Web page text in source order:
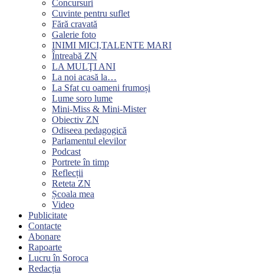
Concursuri
Cuvinte pentru suflet
Fără cravată
Galerie foto
INIMI MICI,TALENTE MARI
Întreabă ZN
LA MULŢI ANI
La noi acasă la…
La Sfat cu oameni frumoși
Lume soro lume
Mini-Miss & Mini-Mister
Obiectiv ZN
Odiseea pedagogică
Parlamentul elevilor
Podcast
Portrete în timp
Reflecții
Reteta ZN
Școala mea
Video
Publicitate
Contacte
Abonare
Rapoarte
Lucru în Soroca
Redacția